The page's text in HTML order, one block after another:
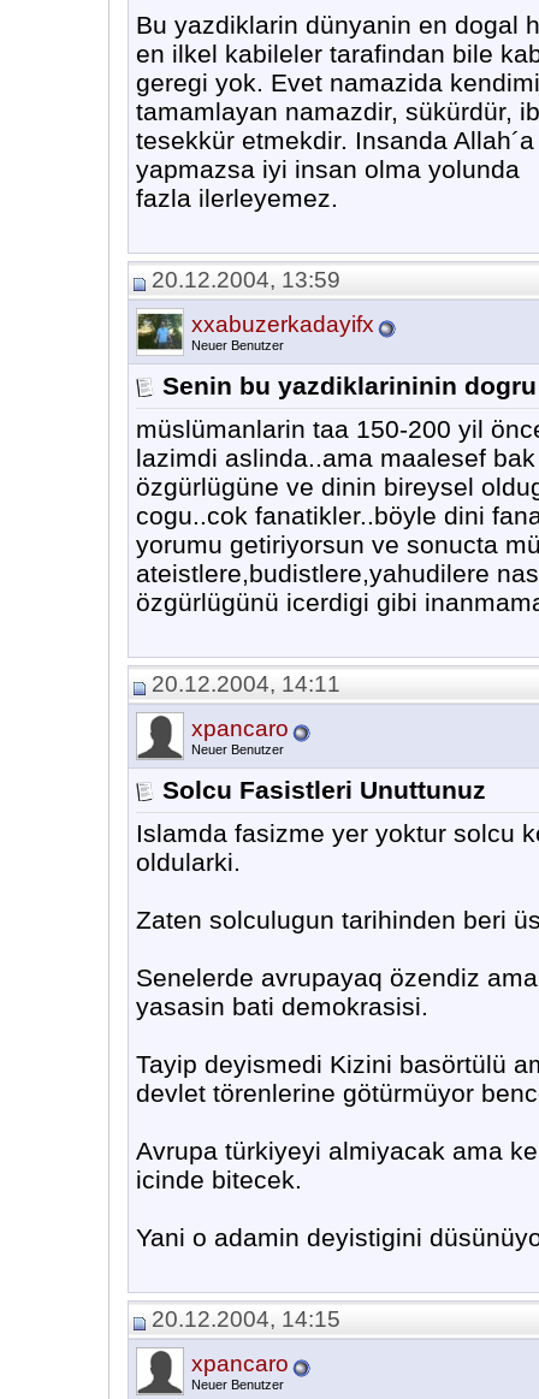
Bu yazdiklarin dünyanin en dogal
en ilkel kabileler tarafindan bile
geregi yok. Evet namazida
tamamlayan namazdir, sükürdür,
tesekkür etmekdir. Insanda
yapmazsa iyi insan olma yolunda
fazla ilerleyemez.
20.12.2004, 13:59
xxabuzerkadayifx
Neuer Benutzer
Senin bu yazdiklarininin
müslümanlarin taa 150-200 yil
lazimdi aslinda..ama maalesef
özgürlügüne ve dinin bireysel
cogu..cok fanatikler..böyle dini
yorumu getiriyorsun ve sonucta
ateistlere,budistlere,yahudilere
özgürlügünü icerdigi gibi
20.12.2004, 14:11
xpancaro
Neuer Benutzer
Solcu Fasistleri Unuttunuz
Islamda fasizme yer yoktur solcu
oldularki.
Zaten solculugun tarihinden beri
Senelerde avrupayaq özendiz
yasasin bati demokrasisi.
Tayip deyismedi Kizini basörtülü
devlet törenlerine götürmüyor
Avrupa türkiyeyi almiyacak ama
icinde bitecek.
Yani o adamin deyistigini
20.12.2004, 14:15
xpancaro
Neuer Benutzer